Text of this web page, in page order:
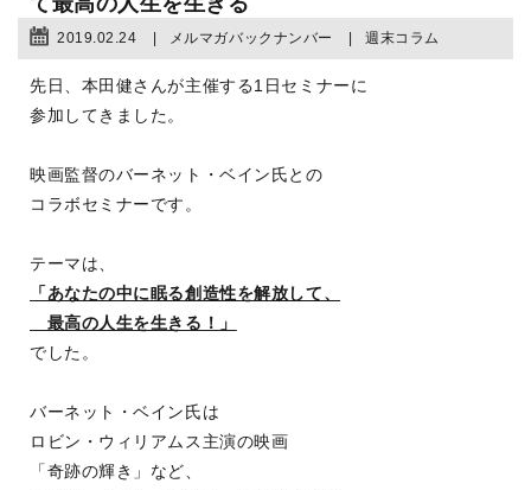
2019.02.24 メルマガバックナンバー 週末コラム
先日、本田健さんが主催する1日セミナーに
参加してきました。
映画監督のバーネット・ベイン氏との
コラボセミナーです。
テーマは、
「あなたの中に眠る創造性を解放して、
最高の人生を生きる！」
でした。
バーネット・ベイン氏は
ロビン・ウィリアムス主演の映画
「奇跡の輝き」など、